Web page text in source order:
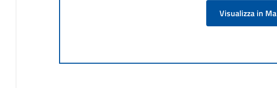
Visualizza in